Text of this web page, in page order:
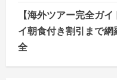
【海外ツアー完全ガ
イ朝食付き割引まで
全